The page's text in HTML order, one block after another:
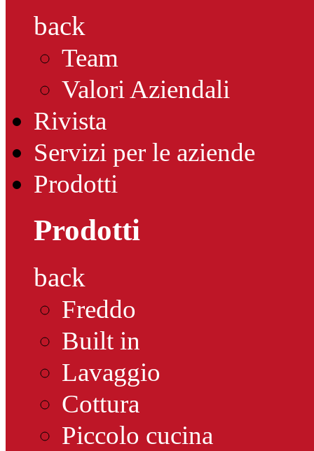
back
Team
Valori Aziendali
Rivista
Servizi per le aziende
Prodotti
Prodotti
back
Freddo
Built in
Lavaggio
Cottura
Piccolo cucina